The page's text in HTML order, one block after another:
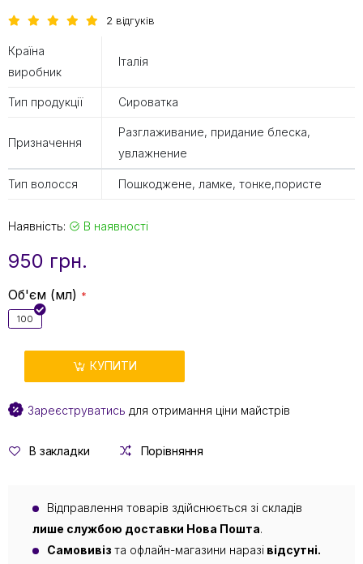
2 відгуків
Країна
виробник
Італія
Тип продукції Сироватка
Призначення
Разглаживание, придание блеска,
увлажнение
Тип волосся Пошкоджене, ламке, тонке,пористе
Наявність: В наявності
950 грн.
Об'єм (мл)
100
КУПИТИ
Зареєструватись для отримання ціни майстрів
В закладки Порівняння
Відправлення товарів здійснюється зі складів
лише службою доставки Нова Пошта.
Самовивіз та офлайн-магазини наразі відсутні.